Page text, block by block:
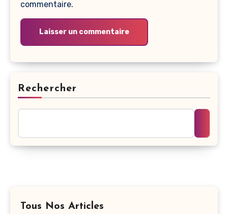
commentaire.
Rechercher
Tous Nos Articles